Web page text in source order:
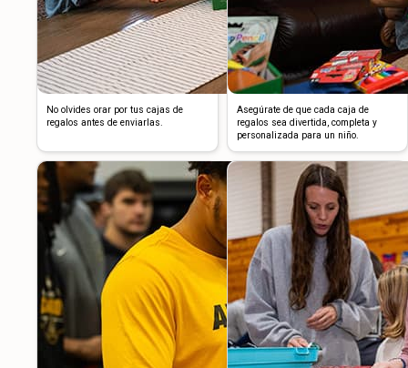
No olvides orar por tus cajas de
regalos antes de enviarlas.
Asegúrate de que cada caja de
regalos sea divertida, completa y
personalizada para un niño.